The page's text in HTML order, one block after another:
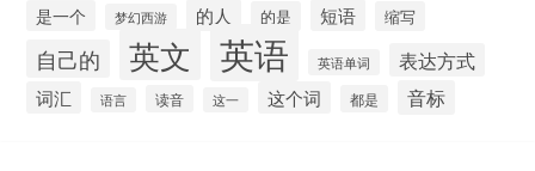
是一个 梦幻西游 的人 的是 短语 缩写
自己的 英文 英语 英语单词 表达方式
词汇 语言 读音 这一 这个词 都是 音标